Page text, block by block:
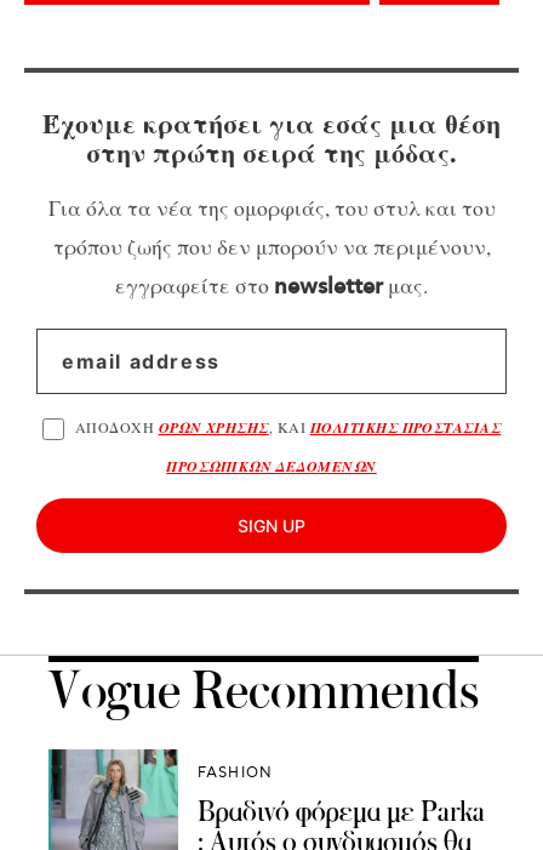
Έχουμε κρατήσει για εσάς μια θέση
στην πρώτη σειρά της μόδας.
Για όλα τα νέα της ομορφιάς, του στυλ και του
τρόπου ζωής που δεν μπορούν να περιμένουν,
εγγραφείτε στο newsletterμας.
ΑΠΟΔΟΧΗ ΟΡΩΝ ΧΡΗΣΗΣ, ΚΑΙΠΟΛΙΤΙΚΗΣ ΠΡΟΣΤΑΣΙΑΣ
ΠΡΟΣΩΠΙΚΩΝ ΔΕΔΟΜΕΝΩΝ
SIGN UP
Vogue Recommends
FASHION
Βραδινό φόρεμα με Parka
: Αυτός ο συνδυασμός θα